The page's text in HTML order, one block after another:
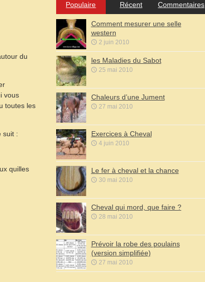
du
vous
toutes les
suit :
quilles
Populaire Récent Commentaires
Comment mesurer une selle
western
2 juin 2010
les Maladies du Sabot
25 mai 2010
Chaleurs d’une Jument
27 mai 2010
Exercices à Cheval
4 juin 2010
Le fer à cheval et la chance
30 mai 2010
Cheval qui mord, que faire ?
28 mai 2010
Prévoir la robe des poulains
(version simplifiée)
27 mai 2010